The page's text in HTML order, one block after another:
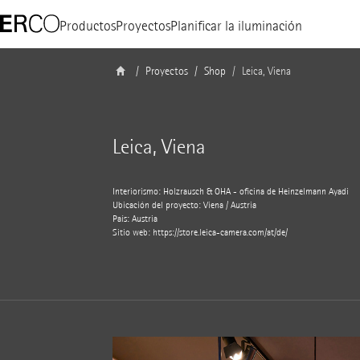
ProductosProyectosPlanificar la iluminación
Proyectos Shop Leica, Viena
Leica, Viena
Interiorismo: Holzrausch & OHA - oficina de Heinzelmann Ayadi
Ubicación del proyecto: Viena / Austria
País: Austria
Sitio web: https://store.leica-camera.com/at/de/